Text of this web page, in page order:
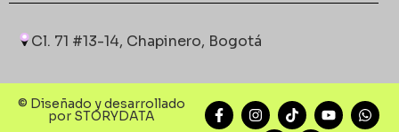
Cl. 71 #13-14, Chapinero, Bogotá
© Diseñado y desarrollado
por STORYDATA